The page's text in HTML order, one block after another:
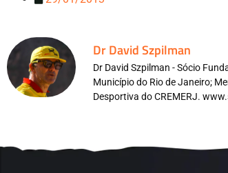
Dr David Szpilman
Dr David Szpilman - Sócio
Município do Rio de Janeiro;
Desportiva do CREMERJ.